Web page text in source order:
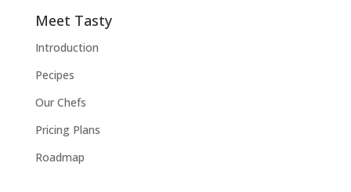
Meet Tasty
Introduction
Pecipes
Our Chefs
Pricing Plans
Roadmap